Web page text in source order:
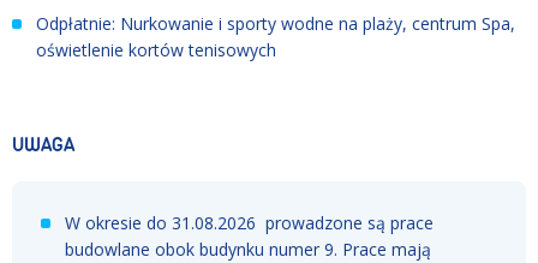
Odpłatnie: Nurkowanie i sporty wodne na plaży, centrum Spa,
oświetlenie kortów tenisowych
UWAGA
W okresie do 31.08.2026 prowadzone są prace
budowlane obok budynku numer 9. Prace mają